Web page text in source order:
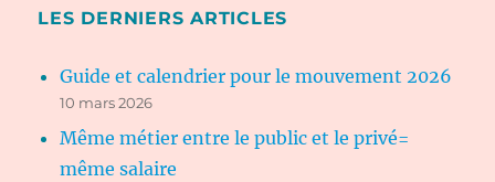
LES DERNIERS ARTICLES
Guide et calendrier pour le mouvement 2026
10 mars 2026
Même métier entre le public et le privé=
même salaire